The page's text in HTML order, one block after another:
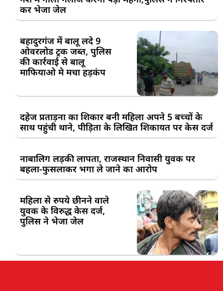
कर भेजा जेल
बहादुरगंज में बालू लदे 9
ओवरलोड ट्रक जब्त, पुलिस
की कार्रवाई से बालू
माफियाओ मे मचा हड़कंप
दहेज प्रताड़ना का शिकार बनी महिला अपने 5 बच्चों के
साथ पहुंची थाने, पीड़िता के लिखित शिकायत पर केस दर्ज
नाबालिग लड़की लापता, राजस्थान निवासी युवक पर
बहला-फुसलाकर भगा ले जाने का आरोप
महिला से रुपये छीनने वाले
युवक के विरुद्ध केस दर्ज,
पुलिस ने भेजा जेल